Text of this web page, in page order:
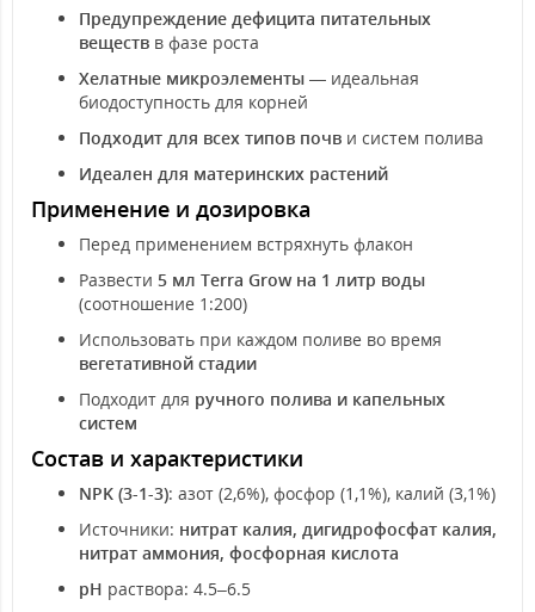
Предупреждение дефицита питательных
веществ в фазе роста
Хелатные микроэлементы — идеальная
биодоступность для корней
Подходит для всех типов почв и систем полива
Идеален для материнских растений
Применение и дозировка
Перед применением встряхнуть флакон
Развести 5 мл Terra Grow на 1 литр воды
(соотношение 1:200)
Использовать при каждом поливе во время
вегетативной стадии
Подходит для ручного полива и капельных
систем
Состав и характеристики
NPK (3-1-3): азот (2,6%), фосфор (1,1%), калий (3,1%)
Источники: нитрат калия, дигидрофосфат калия,
нитрат аммония, фосфорная кислота
рН раствора: 4.5–6.5